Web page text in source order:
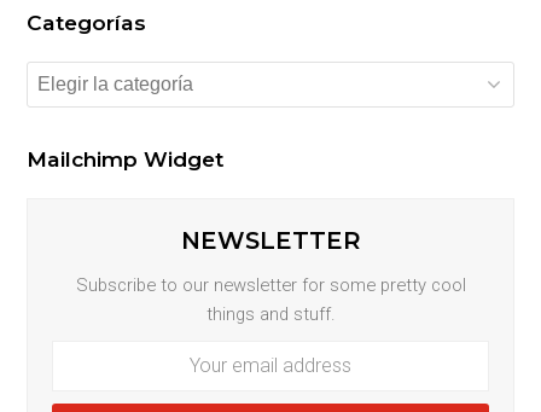
Categorías
Categorías
Mailchimp Widget
NEWSLETTER
Subscribe to our newsletter for some pretty cool
things and stuff.